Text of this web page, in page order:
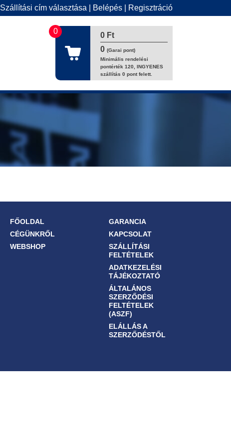
Szállítási cím választása Belépés Regisztráció
0
0 Ft
0 (Garai pont)
Minimális rendelési
pontérték 120, INGYENES
szállítás 0 pont felett.
FŐOLDAL
CÉGÜNKRŐL
WEBSHOP
GARANCIA
KAPCSOLAT
SZÁLLÍTÁSI
FELTÉTELEK
ADATKEZELÉSI
TÁJÉKOZTATÓ
ÁLTALÁNOS
SZERZŐDÉSI
FELTÉTELEK
(ASZF)
ELÁLLÁS A
SZERZŐDÉSTŐL